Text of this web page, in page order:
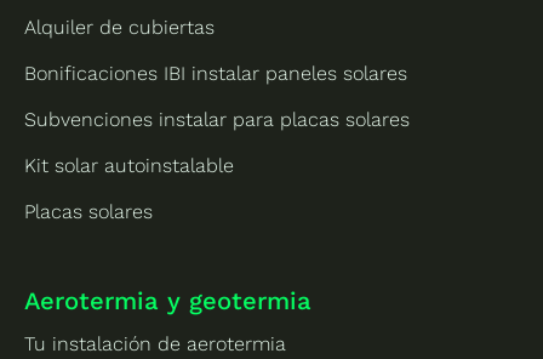
Alquiler de cubiertas
Bonificaciones IBI instalar paneles solares
Subvenciones instalar para placas solares
Kit solar autoinstalable
Placas solares
Aerotermia y geotermia
Tu instalación de aerotermia